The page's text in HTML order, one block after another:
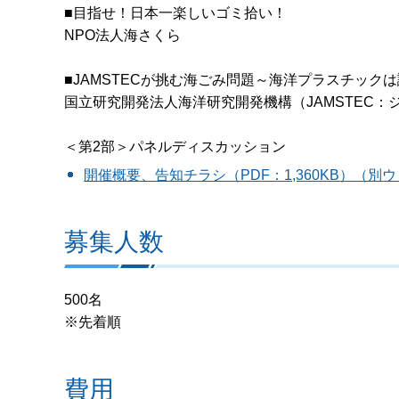
■目指せ！日本一楽しいゴミ拾い！
NPO法人海さくら
■JAMSTECが挑む海ごみ問題～海洋プラスチック
国立研究開発法人海洋研究開発機構（JAMSTEC：
＜第2部＞パネルディスカッション
開催概要、告知チラシ（PDF：1,360KB）（別
募集人数
500名
※先着順
費用